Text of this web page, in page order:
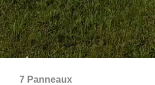
7 Panneaux